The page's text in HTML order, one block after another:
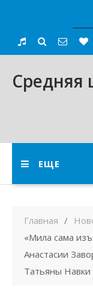
content
ЕЩЕ
Главная
«Мила сама
Анастасии
Татьяны Навки